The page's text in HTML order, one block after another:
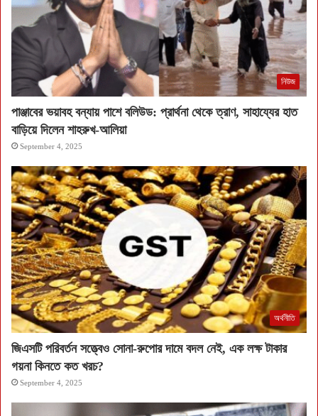
নিউজ
পাঞ্জাবের ভয়াবহ বন্যায় পাশে বলিউড: প্রার্থনা থেকে ত্রাণ, সাহায্যের হাত
বাড়িয়ে দিলেন শাহরুখ-আলিয়া
September 4, 2025
অর্থনীতি
জিএসটি পরিবর্তন সত্ত্বেও সোনা-রুপোর দামে বদল নেই, এক লক্ষ টাকার
গয়না কিনতে কত খরচ?
September 4, 2025